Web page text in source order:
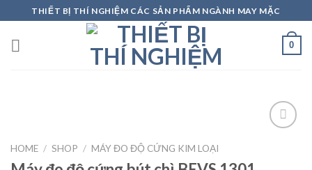
to
content
THIẾT BỊ THÍ NGHIỆM CÁC SẢN PHẨM NGÀNH MAY MẶC
0
HOME / SHOP / MÁY ĐO ĐỘ CỨNG KIM LOẠI